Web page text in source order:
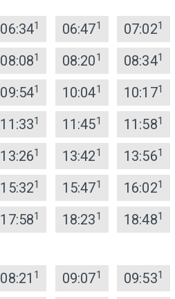
06:341 06:471 07:021
08:081 08:201 08:341
09:541 10:041 10:171
11:331 11:451 11:581
13:261 13:421 13:561
15:321 15:471 16:021
17:581 18:231 18:481
08:21 1 09:071 09:531